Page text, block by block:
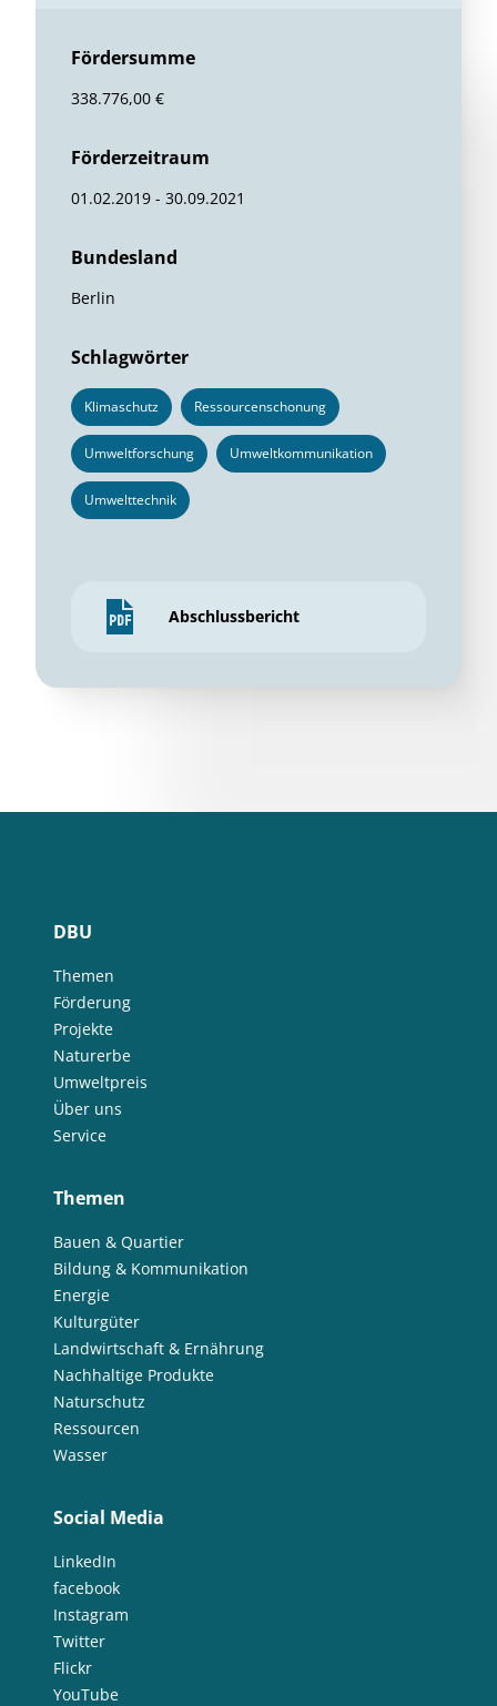
Fördersumme
338.776,00 €
Förderzeitraum
01.02.2019 - 30.09.2021
Bundesland
Berlin
Schlagwörter
Klimaschutz Ressourcenschonung
Umweltforschung Umweltkommunikation
Umwelttechnik
Abschlussbericht
DBU
Themen
Förderung
Projekte
Naturerbe
Umweltpreis
Über uns
Service
Themen
Bauen & Quartier
Bildung & Kommunikation
Energie
Kulturgüter
Landwirtschaft & Ernährung
Nachhaltige Produkte
Naturschutz
Ressourcen
Wasser
Social Media
LinkedIn
facebook
Instagram
Twitter
Flickr
YouTube